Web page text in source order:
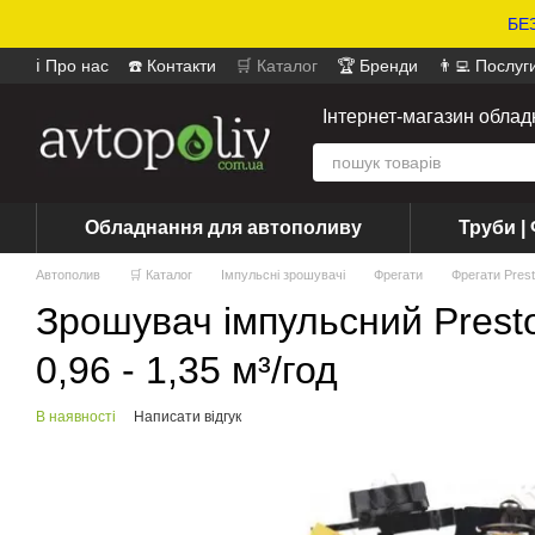
ℹ️ Про нас ☎️ Контакти 🛒 Каталог 🏆 Бренди
👨‍💻
Інтернет-магазин
Обладнання для автополиву Труби |
Автополив 🛒 Каталог Імпульсні зрошувачі Фрегати Фрегати
Зрошувач імпульсний
0,96 - 1,35 м³/год
В наявності Написати відгук